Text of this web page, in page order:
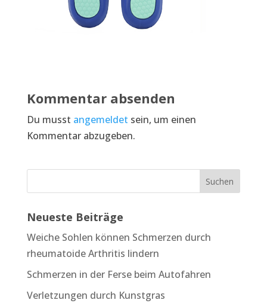
Kommentar absenden
Du musst angemeldet sein, um einen
Kommentar abzugeben.
Neueste Beiträge
Weiche Sohlen können Schmerzen durch
rheumatoide Arthritis lindern
Schmerzen in der Ferse beim Autofahren
Verletzungen durch Kunstgras